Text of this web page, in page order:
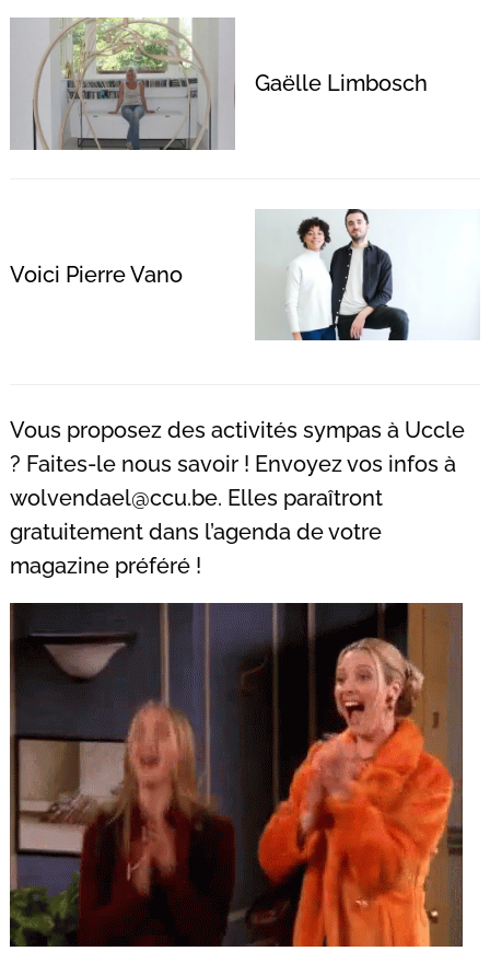
Gaëlle Limbosch
Voici Pierre Vano
Vous proposez des activités sympas à Uccle
? Faites-le nous savoir ! Envoyez vos infos à
wolvendael@ccu.be. Elles paraîtront
gratuitement dans l’agenda de votre
magazine préféré !